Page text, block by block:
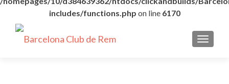
includes/functions.php on line 6170